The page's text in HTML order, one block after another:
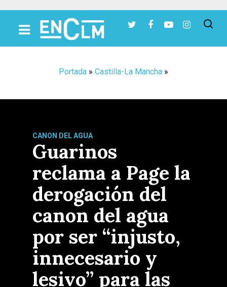
Portada » Castilla-La Mancha »
CANON DEL AGUA
Guarinos
reclama a Page la
derogación del
canon del agua
por ser “injusto,
innecesario y
lesivo” para las